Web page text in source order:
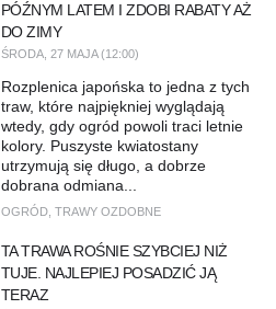
PÓŹNYM LATEM I ZDOBI RABATY AŻ
DO ZIMY
ŚRODA, 27 MAJA (12:00)
Rozplenica japońska to jedna z tych
traw, które najpiękniej wyglądają
wtedy, gdy ogród powoli traci letnie
kolory. Puszyste kwiatostany
utrzymują się długo, a dobrze
dobrana odmiana...
OGRÓD, TRAWY OZDOBNE
TA TRAWA ROŚNIE SZYBCIEJ NIŻ
TUJE. NAJLEPIEJ POSADZIĆ JĄ
TERAZ